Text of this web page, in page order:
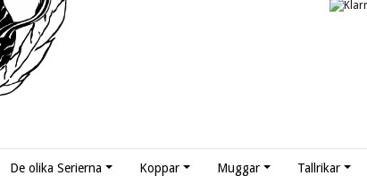
De olika Serierna Koppar Muggar Tallrikar